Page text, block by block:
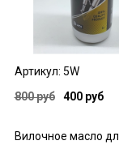
Артикул: 5W
800 руб
400 руб
Вилочное масло